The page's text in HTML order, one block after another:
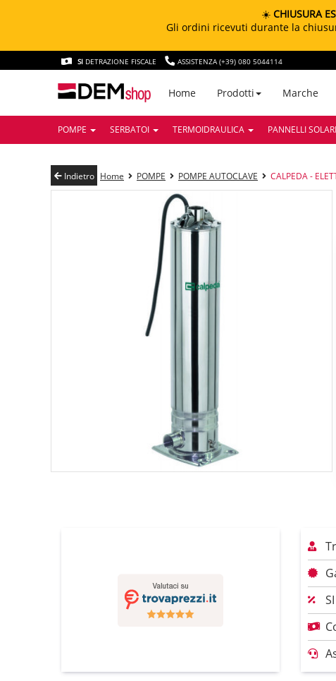
☀️ CHIUSURA
Gli ordini ricevuti durante la
SI DETRAZIONE FISCALE ASSISTENZA (+39) 080 5044114
Home Prodotti Marche
POMPE SERBATOI TERMOIDRAULICA PANNELLI SOLARI
Indietro Home POMPE POMPE AUTOCLAVE CALPEDA -